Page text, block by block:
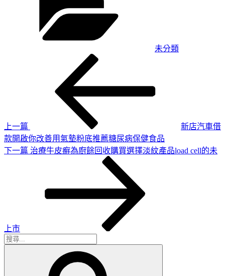
未分類
上一篇
新店汽車借
款開啟你改善用氣墊粉底推薦糖尿病保健食品
下
下一篇 治療牛皮癬為廚餘回收購買選擇淡紋產品load cell的未
上市
搜